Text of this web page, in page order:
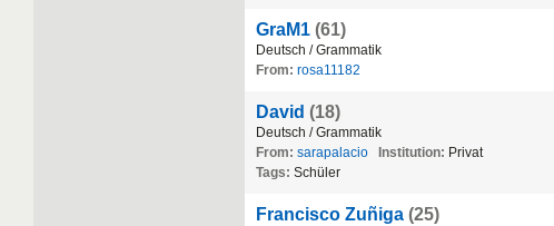
GraM1 (61)
Deutsch /Grammatik
From: rosa11182
David (18)
Deutsch /Grammatik
From: sarapalacio Institution: Privat
Tags: Schü ler
Francisco Zuñiga (25)